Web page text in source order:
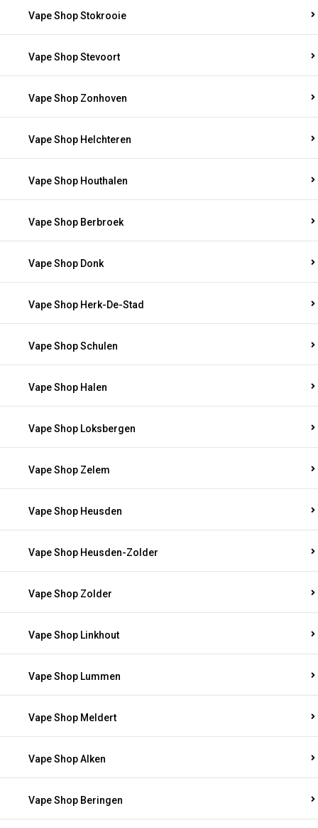
Vape Shop Stokrooie
Vape Shop Stevoort
Vape Shop Zonhoven
Vape Shop Helchteren
Vape Shop Houthalen
Vape Shop Berbroek
Vape Shop Donk
Vape Shop Herk-De-Stad
Vape Shop Schulen
Vape Shop Halen
Vape Shop Loksbergen
Vape Shop Zelem
Vape Shop Heusden
Vape Shop Heusden-Zolder
Vape Shop Zolder
Vape Shop Linkhout
Vape Shop Lummen
Vape Shop Meldert
Vape Shop Alken
Vape Shop Beringen